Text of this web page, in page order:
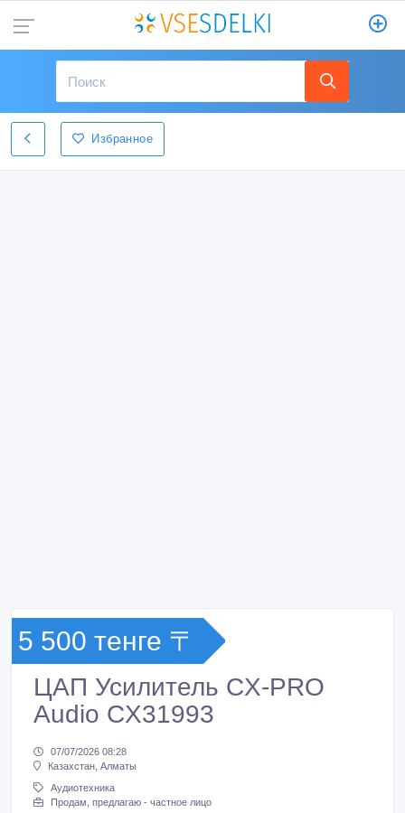
Избранное
5 500 тенге 〒
ЦАП Усилитель CX-PRO
Audio CX31993
07/07/2026 08:28
Казахстан, Алматы
Аудиотехника
Продам, предлагаю - частное лицо